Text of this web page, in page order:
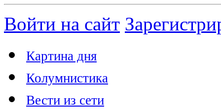
Войти на сайт
Картина дня
Колумнистика
Вести из сети